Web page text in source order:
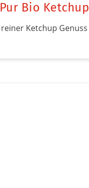
Pur Bio Ketchup
reiner Ketchup Genuss